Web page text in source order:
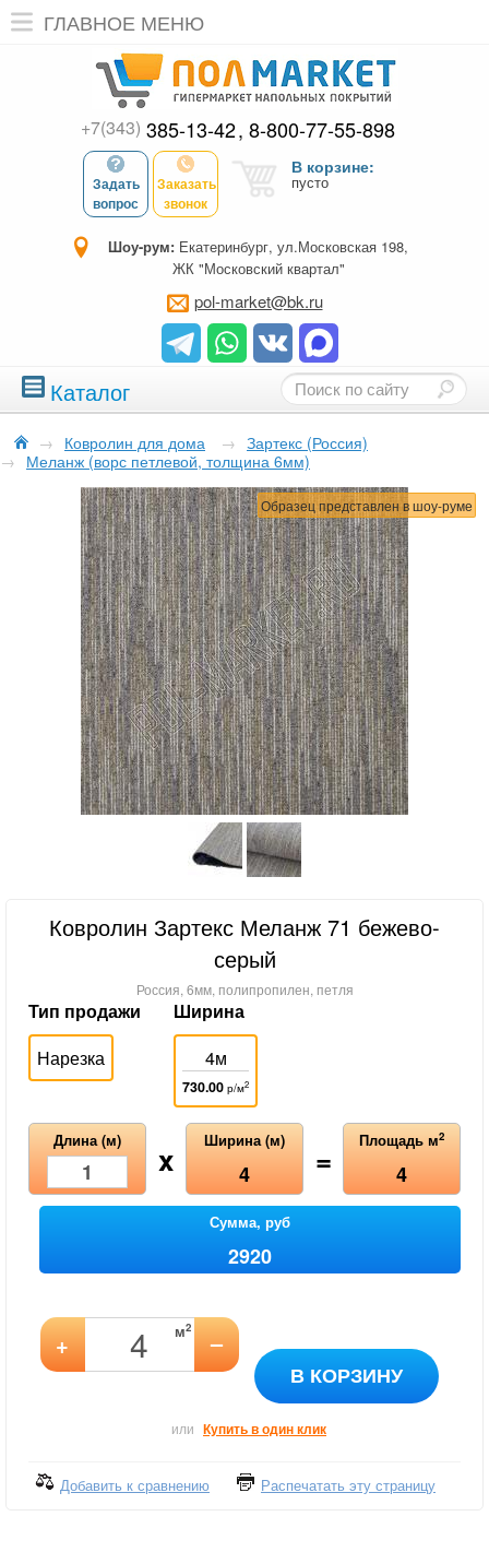
ГЛАВНОЕ МЕНЮ
+7(343) 385-13-42 8-800-77-55-898
Задать
вопрос
Заказать
звонок
В корзине:
пусто
Шоу-рум: Екатеринбург, ул.Московская 198,
ЖК "Московский квартал"
pol-market@bk.ru
Каталог
→ Ковролин для дома → Зартекс (Россия)
→ Меланж (ворс петлевой, толщина 6мм)
Образец представлен в шоу-руме
Ковролин Зартекс Меланж 71 бежево-
серый
Россия, 6мм, полипропилен, петля
Тип продажи
Нарезка
Ширина
4м
730.00 р/м2
Длина (м) x Ширина (м)
4 = Площадь м2
4
Сумма, руб
2920
+ м2 –
В КОРЗИНУ
или Купить в один клик
Добавить к сравнению Распечатать эту страницу